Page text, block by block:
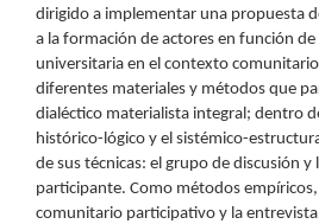
dirigido a implementar una propuesta
a la formación de actores en función de
universitaria en el contexto
diferentes materiales y métodos que
dialéctico materialista integral; dentro
histórico-lógico y el sistémico-
de sus técnicas: el grupo de discusión y
participante. Como métodos
comunitario participativo y la